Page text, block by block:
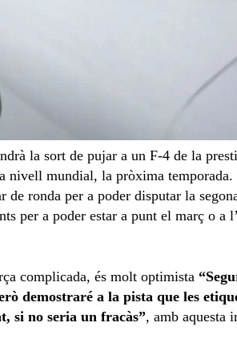
la sort de pujar a un F-4 de la
nivell mundial, la pròxima
ronda per a poder disputar la
per a poder estar a punt el març o a
complicada, és molt optimista
demostraré a la pista que les
si no seria un fracàs”, amb aquesta